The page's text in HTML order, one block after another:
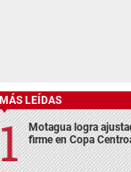
MÁS LEÍDAS
Motagua logra
firme en Copa